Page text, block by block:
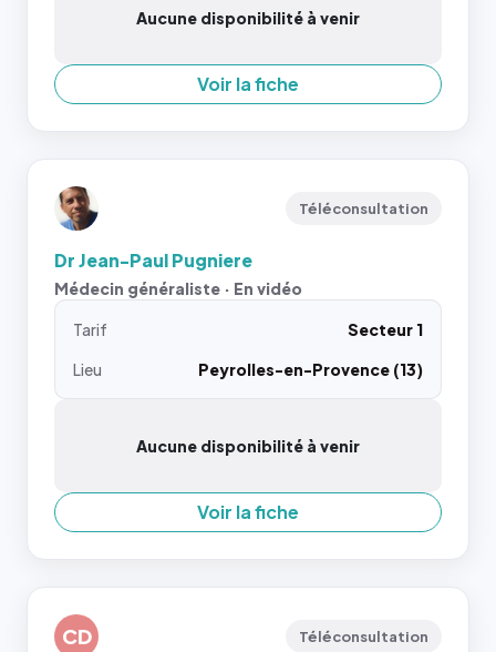
Aucune disponibilité à venir
Voir la fiche
Téléconsultation
Dr Jean-Paul Pugniere
Médecin généraliste · En vidéo
Tarif
Secteur 1
Lieu
Peyrolles-en-Provence (13)
Aucune disponibilité à venir
Voir la fiche
CD Téléconsultation